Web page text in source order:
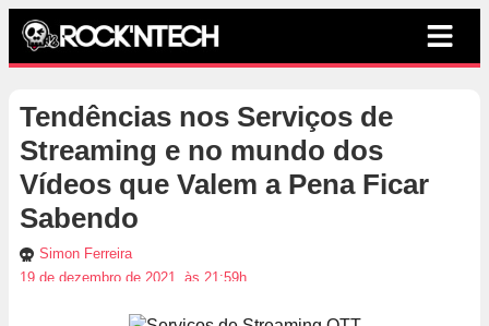
Tendências nos Serviços de
Streaming e no mundo dos
Vídeos que Valem a Pena Ficar
Sabendo
Simon Ferreira
19 de dezembro de 2021, às 21:59h